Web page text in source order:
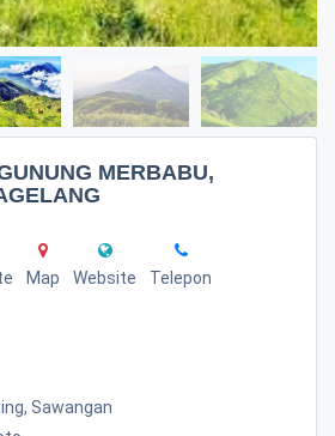
MERBABU,
Map Website Telepon
Sawangan